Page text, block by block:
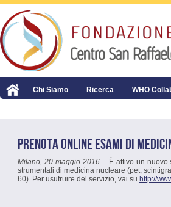
Chi Siamo Ricerca WHO
PRENOTA ONLINE ESAMI DI
Milano, 20 maggio 2016 – È attivo un nuovo
strumentali di medicina nucleare (pet,
60). Per usufruire del servizio, vai su http://